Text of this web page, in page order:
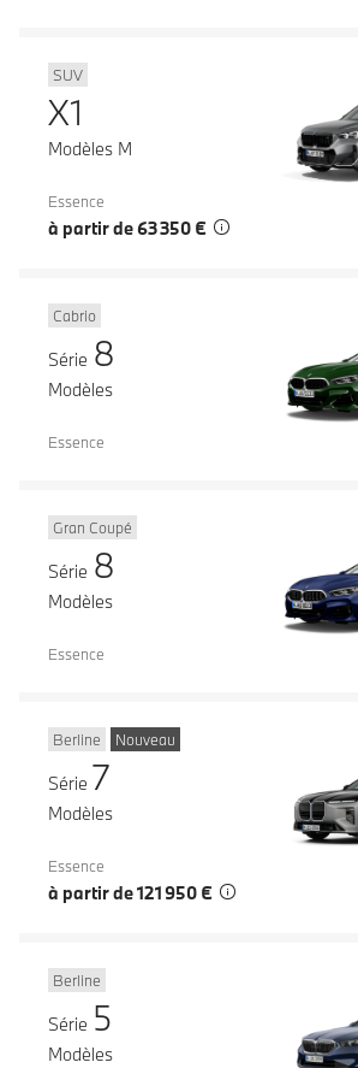
SUV
X1
Modèles M
Essence
à partir de 63 350 €
Cabrio
Série 8
Modèles
Essence
Gran Coupé
Série 8
Modèles
Essence
Berline Nouveau
Série 7
Modèles
Essence
à partir de 121 950 €
Berline
Série 5
Modèles